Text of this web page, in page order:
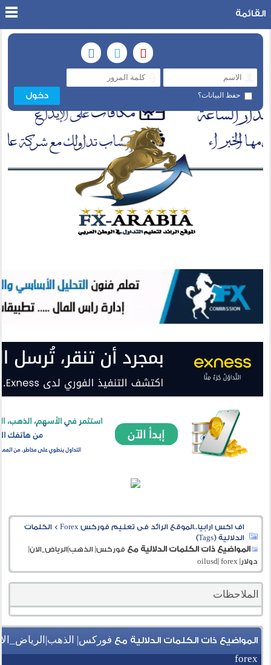
حفظ البيانات؟
القائمة
اف اكس ارابيا..الموقع الرائد فى تعليم فوركس Forex >الكلمات
الدلالية (Tags)
المواضيع ذات الكلمات الدلالية مع فوركس| الذهب|الرياض_الان|
دولار| oilusd| forex
الملاحظات
المواضيع ذات الكلمات الدلالية مع
forex